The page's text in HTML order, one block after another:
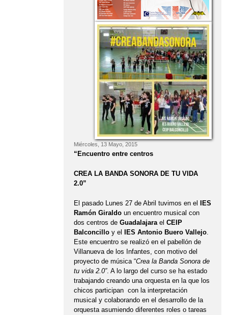
Miércoles, 13 Mayo, 2015
“Encuentro entre centros
CREA LA BANDA SONORA DE TU VIDA
2.0”
El pasado Lunes 27 de Abril tuvimos en el
IES
Ramón Giraldo un encuentro musical con
dos centros de Guadalajarael CEIP
Balconcilloy el IES Antonio Buero Vallejo.
Este encuentro se realizó en el pabellón de
Villanueva de los Infantes, con motivo del
proyecto de música “Crea la Banda Sonora de
tu vida 2.0”. A lo largo del curso se ha estado
trabajando creando una orquesta en la que los
chicos participan con la interpretación
musical y colaborando en el desarrollo de la
orquesta asumiendo diferentes roles o tareas